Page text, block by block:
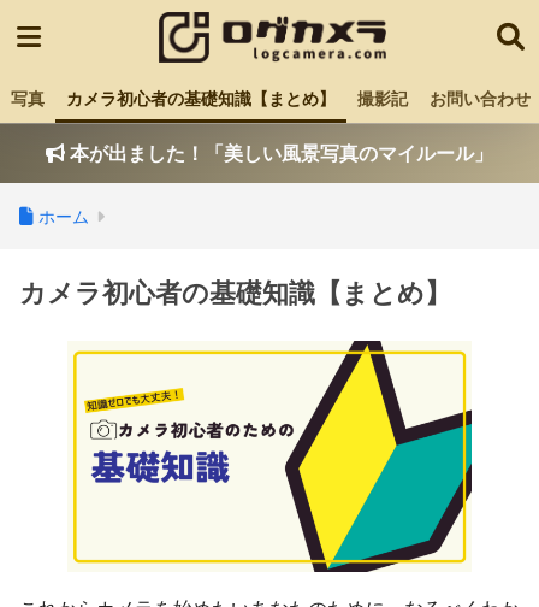
写真 カメラ初心者の基礎知識【まとめ】 撮影記 お問い合わせ
本が出ました！「美しい風景写真のマイルール」
ホーム
カメラ初心者の基礎知識【まとめ】